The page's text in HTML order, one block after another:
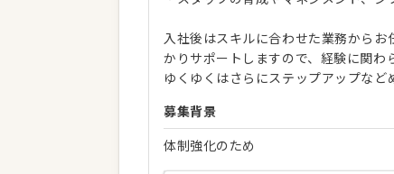
入社後はスキルに合わせた業務から
かりサポートしますので、経験に関わ
ゆくゆくはさらにステップアップなど
募集背景
体制強化のため